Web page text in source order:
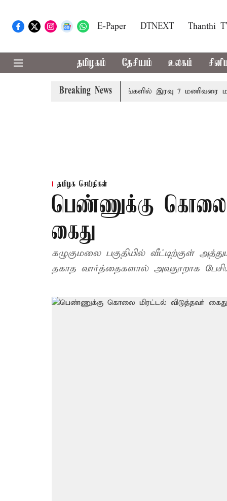
E-Paper DTNEXT Thanthi
தமிழகம் தேசியம் உலகம்
Breaking News
23 மாவட்டங்களில் இரவு 7 மணிவரை மழை
தமிழக செய்திகள்
பெண்ணுக்கு கொலை
கைது
கழுகுமலை பகுதியில் வீட்டிற்குள்
தகாத வார்த்தைகளால் அவதூறாக